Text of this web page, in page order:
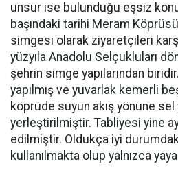
unsur ise bulunduğu eşsiz
başındaki tarihi Meram
simgesi olarak ziyaretçileri
yüzyıla Anadolu Selçukluları
şehrin simge yapılarından
yapılmış ve yuvarlak kemerli
köprüde suyun akış yönüne sel
yerleştirilmiştir. Tabliyesi yine
edilmiştir. Oldukça iyi
kullanılmakta olup yalnızca